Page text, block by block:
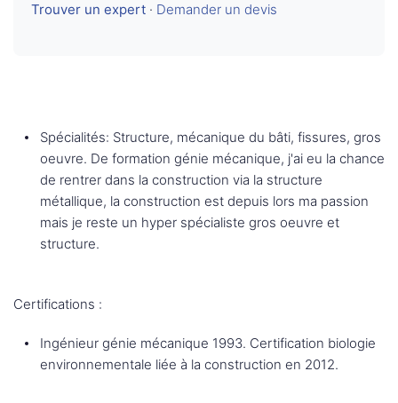
Trouver un expert · Demander un devis
Spécialités: Structure, mécanique du bâti, fissures, gros
oeuvre. De formation génie mécanique, j'ai eu la chance
de rentrer dans la construction via la structure
métallique, la construction est depuis lors ma passion
mais je reste un hyper spécialiste gros oeuvre et
structure.
Certifications :
Ingénieur génie mécanique 1993. Certification biologie
environnementale liée à la construction en 2012.